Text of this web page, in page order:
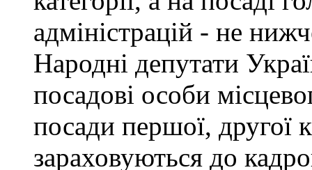
адміністрацій - не
Народні депутати
посадові особи
посади першої, другої
зараховуються до